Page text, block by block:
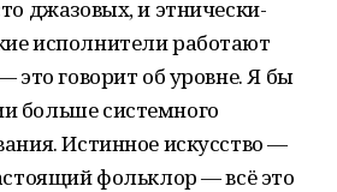
джазовых, и этнически-
исполнители работают
это говорит об уровне. Я бы
больше системного
Истинное искусство —
фольклор — всё это